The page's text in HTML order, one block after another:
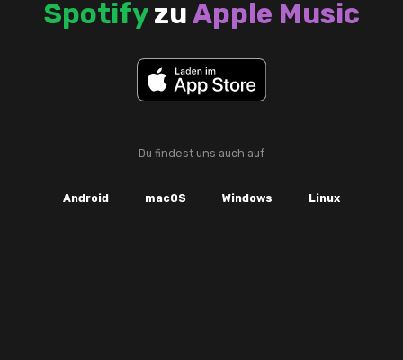
SpotifyzuApple Music
Du findest uns auch auf
Android macOS Windows Linux